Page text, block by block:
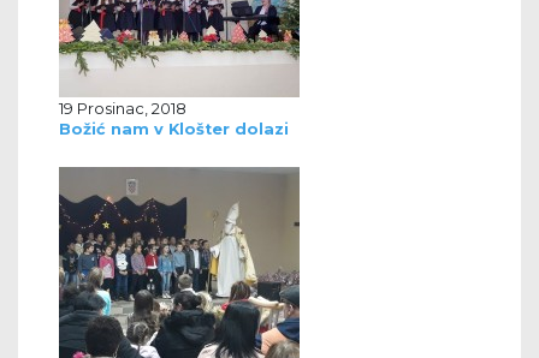
19 Prosinac, 2018
Božić nam v Klošter dolazi